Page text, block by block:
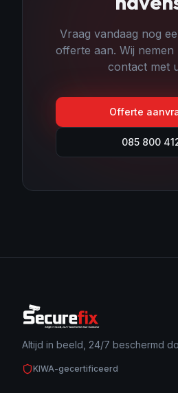
Vraag vandaag nog
offerte aan. Wij
contact met
Offerte
085 800
Altijd in beeld, 24/7 beschermd
KIWA-gecertificeerd